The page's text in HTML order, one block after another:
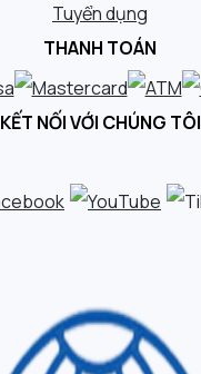
Tuyển dụng
THANH TOÁN
KẾT NỐI VỚI CHÚNG TÔI